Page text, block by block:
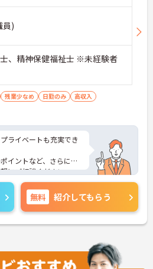
員)
、精神保健福祉士 ※未経験者
残業少なめ 日勤のみ
高収入
ライベートも充実でき
イントなど、さらに詳
にご相談ください。
無料 紹介してもらう